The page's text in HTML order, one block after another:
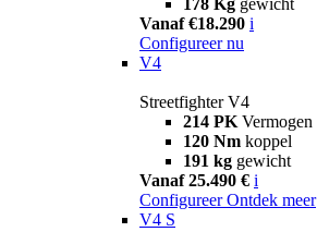
Vanaf €18.290 i
Configureer nu
V4
Streetfighter V4
214 PK Vermogen
120 Nm koppel
191 kg gewicht
Vanaf 25.490 € i
Configureer Ontdek meer
V4 S